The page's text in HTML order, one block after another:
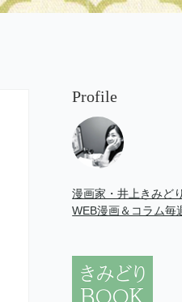
Profile
漫画家・井上きみど
WEB漫画＆コラム毎